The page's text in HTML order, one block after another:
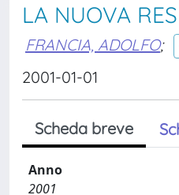
LA NUOVA
FRANCIA, ADOLFO;
2001-01-01
Scheda breve
Anno
2001